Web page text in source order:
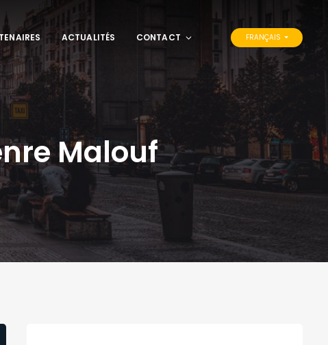
ACTUALITÉS CONTACT FRANÇAIS
Malouf